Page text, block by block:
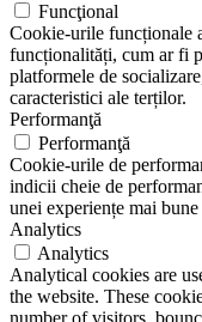
Funcţional
Cookie-urile funcționale
funcționalități, cum ar fi
platformele de
caracteristici ale terților.
Performanţă
Performanţă
Cookie-urile de
indicii cheie de
unei experiențe mai
Analytics
Analytics
Analytical cookies are
the website. These
number of visitors,